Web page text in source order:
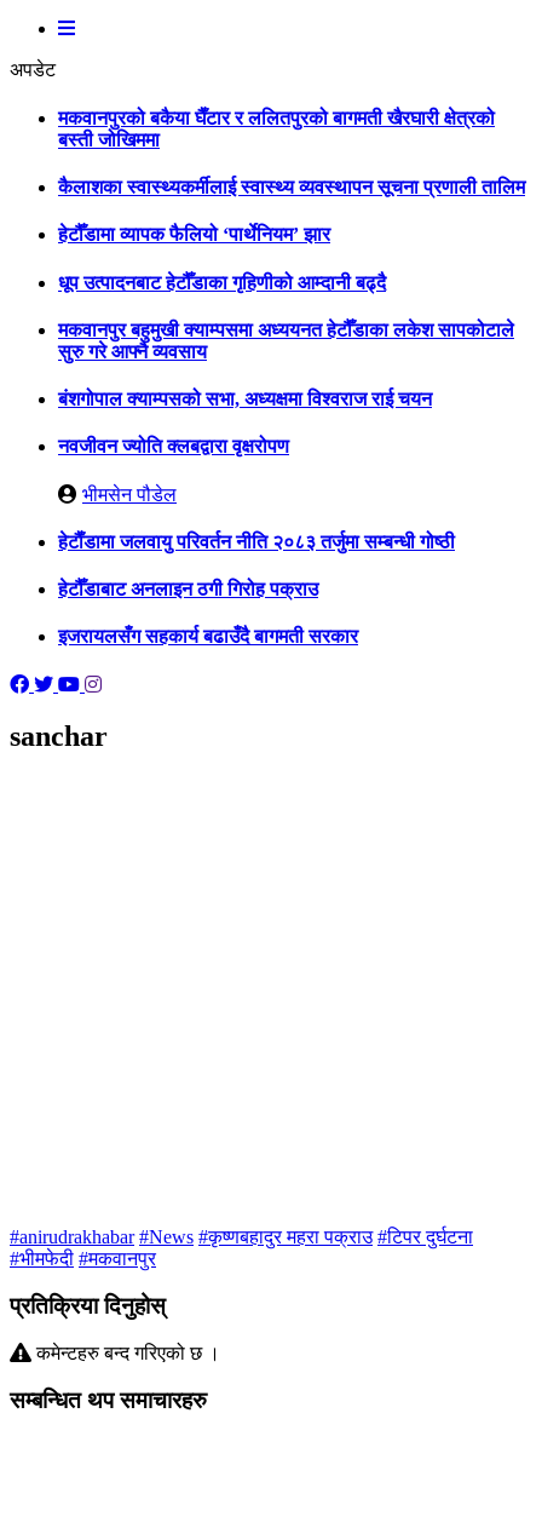
अपडेट
मकवानपुरको बकैया घैँटार र ललितपुरको बागमती खैरघारी क्षेत्रको
बस्ती जोखिममा
कैलाशका स्वास्थ्यकर्मीलाई स्वास्थ्य व्यवस्थापन सूचना प्रणाली तालिम
हेटौँडामा व्यापक फैलियो ‘पार्थेनियम’ झार
धूप उत्पादनबाट हेटौँडाका गृहिणीको आम्दानी बढ्दै
मकवानपुर बहुमुखी क्याम्पसमा अध्ययनत हेटौँडाका लकेश सापकोटाले
सुरु गरे आफ्नै व्यवसाय
बंशगोपाल क्याम्पसको सभा, अध्यक्षमा विश्वराज राई चयन
नवजीवन ज्योति क्लबद्वारा वृक्षरोपण
भीमसेन पौडेल
हेटाैँडामा जलवायु परिवर्तन नीति २०८३ तर्जुमा सम्बन्धी गोष्ठी
हेटौँडाबाट अनलाइन ठगी गिरोह पक्राउ
इजरायलसँग सहकार्य बढाउँदै बागमती सरकार
sanchar
#anirudrakhabar #News #कृष्णबहादुर महरा पक्राउ #टिपर दुर्घटना
#भीमफेदी #मकवानपुर
प्रतिक्रिया दिनुहोस्
कमेन्टहरु बन्द गरिएको छ ।
सम्बन्धित थप समाचारहरु